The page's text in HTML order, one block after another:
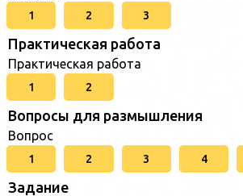
1 2 3
Практическая работа
Практическая работа
1 2
Вопросы для размышления
Вопрос
1 2 3 4
Задание